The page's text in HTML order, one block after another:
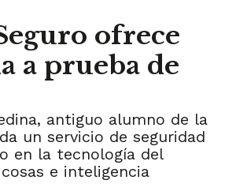
ofrece
a prueba de
antiguo alumno de la
un servicio de seguridad
en la tecnología del
e inteligencia